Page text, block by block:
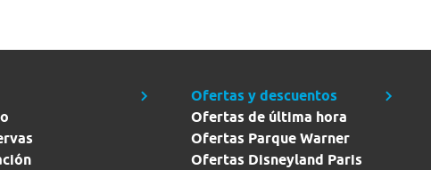
Ofertas y descuentos
Ofertas de última hora
Ofertas Parque Warner
Ofertas Disneyland Paris